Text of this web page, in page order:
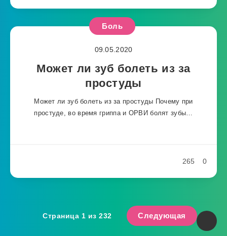
Боль
09.05.2020
Может ли зуб болеть из за
простуды
Может ли зуб болеть из за простуды Почему при
простуде, во время гриппа и ОРВИ болят зубы…
0
265
Страница 1 из 232 Следующая